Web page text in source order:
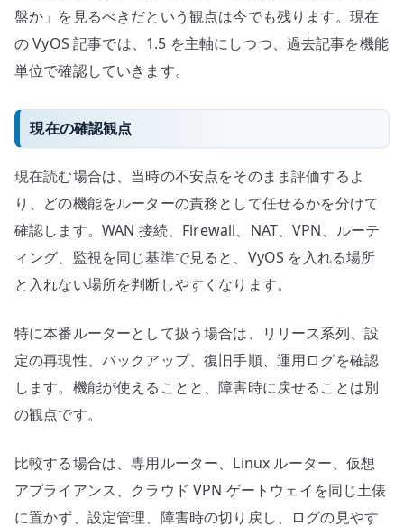
盤か」を見るべきだという観点は今でも残ります。現在
の VyOS 記事では、1.5 を主軸にしつつ、過去記事を機能
単位で確認していきます。
現在の確認観点
現在読む場合は、当時の不安点をそのまま評価するよ
り、どの機能をルーターの責務として任せるかを分けて
確認します。WAN 接続、Firewall、NAT、VPN、ルーテ
ィング、監視を同じ基準で見ると、VyOS を入れる場所
と入れない場所を判断しやすくなります。
特に本番ルーターとして扱う場合は、リリース系列、設
定の再現性、バックアップ、復旧手順、運用ログを確認
します。機能が使えることと、障害時に戻せることは別
の観点です。
比較する場合は、専用ルーター、Linux ルーター、仮想
アプライアンス、クラウド VPN ゲートウェイを同じ土俵
に置かず、設定管理、障害時の切り戻し、ログの見やす